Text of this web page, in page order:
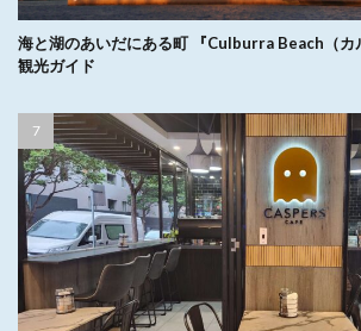
海と湖のあいだにある町 『Culburra Beach（カ
観光ガイド